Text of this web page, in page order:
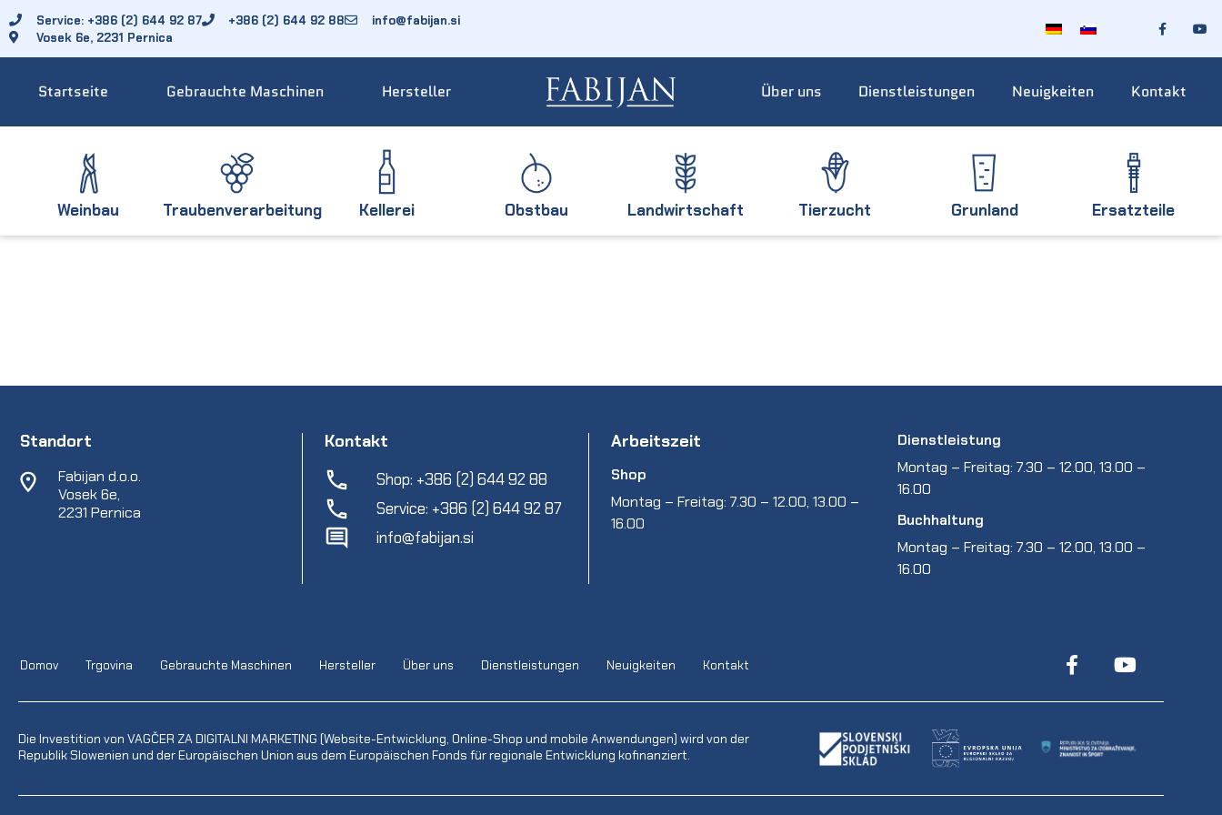
Service: +386 (2) 644 92 87 +386 (2) 644 92 88
info@fabijan.si
Vosek 6e, 2231 Pernica
Startseite Gebrauchte Maschinen Hersteller Über uns Dienstleistungen Neuigkeiten Kontakt
Weinbau Traubenverarbeitung Kellerei Obstbau Landwirtschaft Tierzucht Grunland Ersatzteile
Standort
Fabijan d.o.o.
Vosek 6e,
2231 Pernica
Kontakt
Shop: +386 (2) 644 92 88
Service: +386 (2) 644 92 87
info@fabijan.si
Arbeitszeit
Shop
Montag – Freitag: 7.30 – 12.00, 13.00 –
16.00
Dienstleistung
Montag – Freitag: 7.30 – 12.00, 13.00 –
16.00
Buchhaltung
Montag – Freitag: 7.30 – 12.00, 13.00 –
16.00
Domov Trgovina Gebrauchte Maschinen Hersteller Über uns Dienstleistungen Neuigkeiten Kontakt
Die Investition von VAGČER ZA DIGITALNI MARKETING (Website-Entwicklung, Online-Shop und mobile Anwendungen) wird von der
Republik Slowenien und der Europäischen Union aus dem Europäischen Fonds für regionale Entwicklung kofinanziert.